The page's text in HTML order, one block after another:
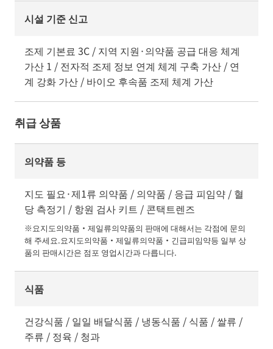
시설 기준 신고
조제 기본료 3C / 지역 지원·의약품 공급 대응 체계
가산 1 / 전자적 조제 정보 연계 체계 구축 가산 / 연
계 강화 가산 / 바이오 후속품 조제 체계 가산
취급 상품
의약품 등
지도 필요·제1류 의약품 / 의약품 / 응급 피임약 / 혈
당 측정기 / 항원 검사 키트 / 콘택트렌즈
※요지도의약품・제일류의약품의 판매에 대해서는 각점에 문의
해 주세요.요지도의약품・제일류의약품・긴급피임약등 일부 상
품의 판매시간은 점포 영업시간과 다릅니다.
식품
건강식품 / 일일 배달식품 / 냉동식품 / 식품 / 쌀류 /
주류 / 정육 / 청과